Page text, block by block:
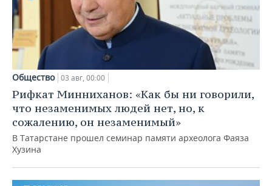
Общество 03 авг, 00:00
Рифкат Минниханов: «Как бы ни говорили,
что незаменимых людей нет, но, к
сожалению, он незаменимый»
В Татарстане прошел семинар памяти археолога Фаяза
Хузина